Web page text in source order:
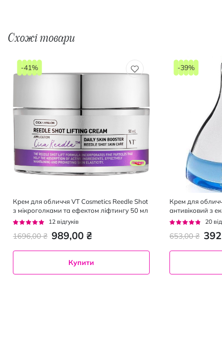
Схожі товари
Крем для обличчя VT Cosmetics Reedle Shot
з мікроголками та ефектом ліфтингу 50 мл
Рейтинг:
12 відгуків
989,00 ₴
1696,00 ₴
-41%
Купити
Крем для
антивіковий з
коника 50 мл
Рейтинг:
20
653,00 ₴
-39%